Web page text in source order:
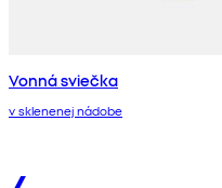
Vonná sviečka
v sklenenej nádobe